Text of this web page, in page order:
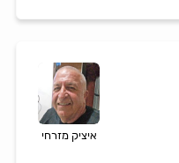
איציק מזרחי